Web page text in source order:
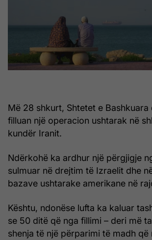
Më 28 shkurt, Shtetet e Bashkuara
filluan një operacion ushtarak në
kundër Iranit.
Ndërkohë ka ardhur një përgjigje
sulmuar në drejtim të Izraelit dhe
bazave ushtarake amerikane në
Kështu, ndonëse lufta ka kaluar
se 50 ditë që nga fillimi – deri më
shenja të një përparimi të madh që